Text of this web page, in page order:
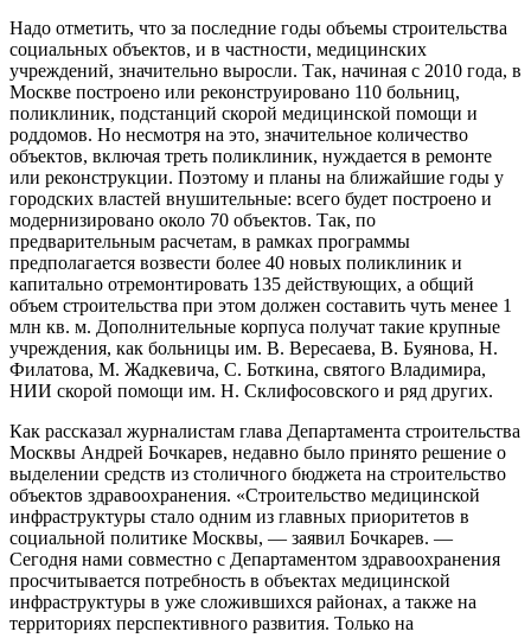
Надо отметить, что за последние годы объемы строительства
социальных объектов, и в частности, медицинских
учреждений, значительно выросли. Так, начиная с 2010 года, в
Москве построено или реконструировано 110 больниц,
поликлиник, подстанций скорой медицинской помощи и
роддомов. Но несмотря на это, значительное количество
объектов, включая треть поликлиник, нуждается в ремонте
или реконструкции. Поэтому и планы на ближайшие годы у
городских властей внушительные: всего будет построено и
модернизировано около 70 объектов. Так, по
предварительным расчетам, в рамках программы
предполагается возвести более 40 новых поликлиник и
капитально отремонтировать 135 действующих, а общий
объем строительства при этом должен составить чуть менее 1
млн кв. м. Дополнительные корпуса получат такие крупные
учреждения, как больницы им. В. Вересаева, В. Буянова, Н.
Филатова, М. Жадкевича, С. Боткина, святого Владимира,
НИИ скорой помощи им. Н. Склифосовского и ряд других.
Как рассказал журналистам глава Департамента строительства
Москвы Андрей Бочкарев, недавно было принято решение о
выделении средств из столичного бюджета на строительство
объектов здравоохранения. «Строительство медицинской
инфраструктуры стало одним из главных приоритетов в
социальной политике Москвы, — заявил Бочкарев. —
Сегодня нами совместно с Департаментом здравоохранения
просчитывается потребность в объектах медицинской
инфраструктуры в уже сложившихся районах, а также на
территориях перспективного развития. Только на